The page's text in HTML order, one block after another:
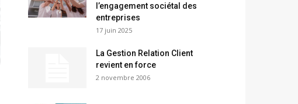
l’engagement sociétal des
entreprises
17 juin 2025
La Gestion Relation Client
revient en force
2 novembre 2006